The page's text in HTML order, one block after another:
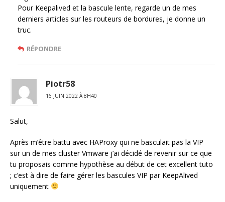
Pour Keepalived et la bascule lente, regarde un de mes
derniers articles sur les routeurs de bordures, je donne un
truc.
RÉPONDRE
Piotr58
16 JUIN 2022 À 8H40
Salut,
Après m’être battu avec HAProxy qui ne basculait pas la VIP
sur un de mes cluster Vmware j’ai décidé de revenir sur ce que
tu proposais comme hypothèse au début de cet excellent tuto
; c’est à dire de faire gérer les bascules VIP par KeepAlived
uniquement